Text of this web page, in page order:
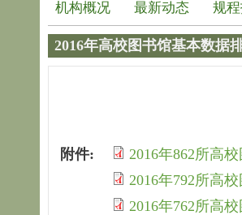
机构概况 最新动态 规
2016年高校图书馆基本数据
附件:
2016年862所高
2016年792所高
2016年762所高